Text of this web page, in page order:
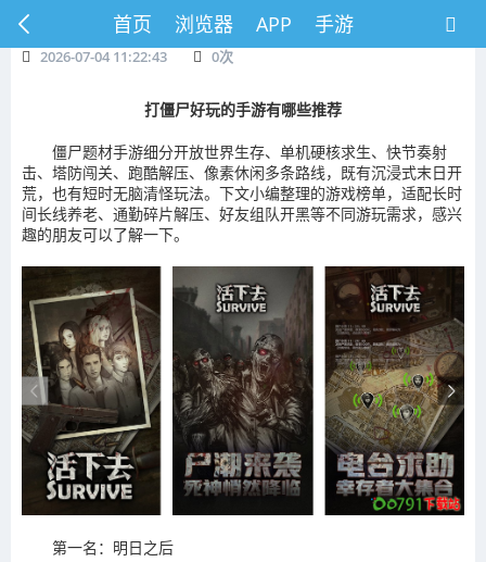
首页 浏览器 APP 手游
2026-07-04 11:22:43 0次
打僵尸好玩的手游有哪些推荐
僵尸题材手游细分开放世界生存、单机硬核求生、快节奏射
击、塔防闯关、跑酷解压、像素休闲多条路线，既有沉浸式末日开
荒，也有短时无脑清怪玩法。下文小编整理的游戏榜单，适配长时
间长线养老、通勤碎片解压、好友组队开黑等不同游玩需求，感兴
趣的朋友可以了解一下。
第一名：明日之后